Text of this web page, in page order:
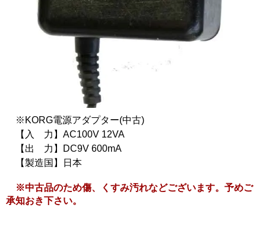
※KORG電源アダプター(中古)
【入 力】AC100V 12VA
【出 力】DC9V 600mA
【製造国】日本
※中古品のため傷、くすみ汚れなどございます。予めご
承知おき下さい。